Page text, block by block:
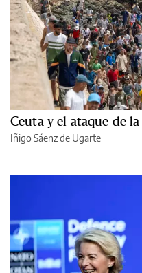
Ceuta y el ataque de
Iñigo Sáenz de Ugarte